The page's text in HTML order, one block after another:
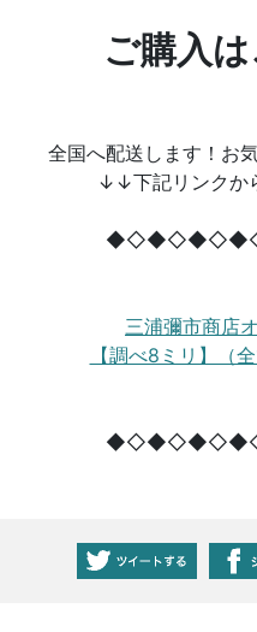
ご購入
全国へ配送します！お
↓↓下記リンクか
三浦彌市商店
【調べ8ミリ】（